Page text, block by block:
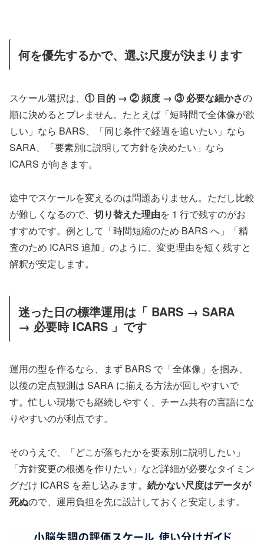
何を優先するかで、選ぶ尺度が決まります
スケール選択は、 ① 目的 → ② 頻度 → ③ 必要な細かさの
順に決めるとブレません。たとえば「短時間で全体像が欲
しい」なら BARS、「同じ条件で経過を追いたい」なら
SARA、「要素別に説明して方針を決めたい」なら
ICARS が向きます。
途中でスケールを変えるのは問題ありません。ただし比較
が難しくなるので、 切り替えた理由を 1 行で残すのがお
すすめです。例として「時間短縮のため BARS へ」「精
査のため ICARS 追加」のように、変更理由を短く残すと
解釈が安定します。
迷った日の標準運用は「 BARS → SARA
→ 必要時 ICARS 」です
運用の型を作るなら、まず BARS で「全体像」を掴み、
以後の定点観測は SARA に揃える方法が回しやすいで
す。忙しい現場でも継続しやすく、チーム共有の言語にな
りやすいのが利点です。
そのうえで、「どこが落ちたかを要素別に説明したい」
「方針変更の根拠を作りたい」など詳細が必要なタイミン
グだけ ICARS を差し込みます。 続かない尺度はデータが
死ぬので、運用負担を先に設計しておくと安定します。